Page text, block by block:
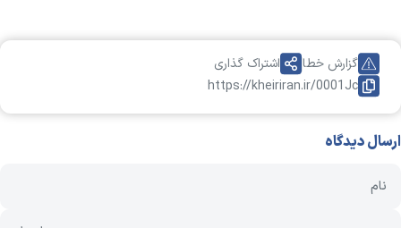
https://kheiriran.ir/0001Jc
گزارش خطا اشتراک گذاری
ارسال دیدگاه